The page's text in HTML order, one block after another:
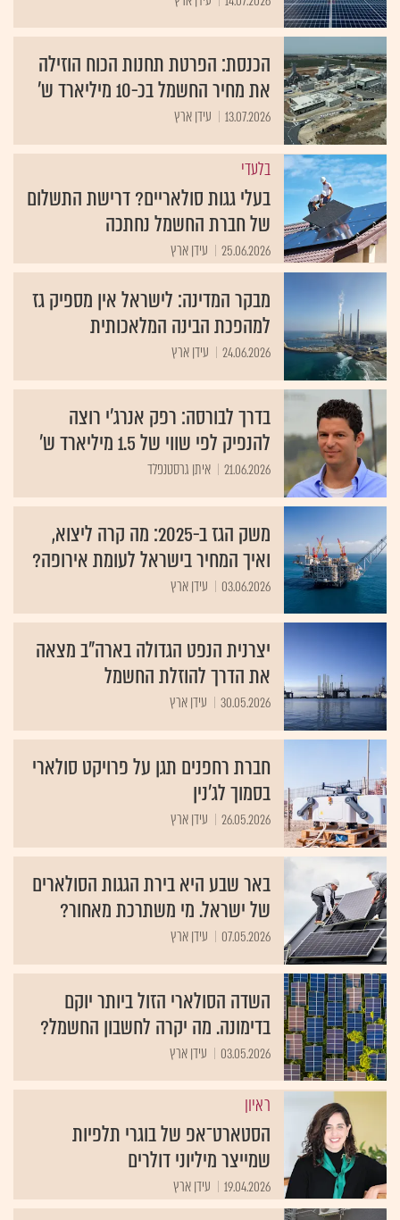
הכנסת: הפרטת תחנות הכוח הוזילה
את מחיר החשמל בכ-10 מיליארד ש'
13.07.2026 עידן ארץ
בלעדי
בעלי גגות סולאריים? דרישת התשלום
של חברת החשמל נחתכה
25.06.2026 עידן ארץ
מבקר המדינה: לישראל אין מספיק גז
למהפכת הבינה המלאכותית
24.06.2026 עידן ארץ
בדרך לבורסה: רפק אנרג'י רוצה
להנפיק לפי שווי של 1.5 מיליארד ש'
21.06.2026 איתן גרסטנפלד
משק הגז ב-2025: מה קרה ליצוא,
ואיך המחיר בישראל לעומת אירופה?
03.06.2026 עידן ארץ
יצרנית הנפט הגדולה בארה"ב מצאה
את הדרך להוזלת החשמל
30.05.2026 עידן ארץ
חברת רחפנים תגן על פרויקט סולארי
בסמוך לג'נין
26.05.2026 עידן ארץ
באר שבע היא בירת הגגות הסולארים
של ישראל. מי משתרכת מאחור?
07.05.2026 עידן ארץ
השדה הסולארי הזול ביותר יוקם
בדימונה. מה יקרה לחשבון החשמל?
03.05.2026 עידן ארץ
ראיון
הסטארט־אפ של בוגרי תלפיות
שמייצר מיליוני דולרים
19.04.2026 עידן ארץ